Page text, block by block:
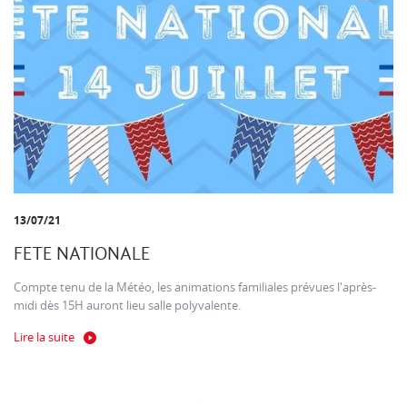
13/07/21
FETE NATIONALE
Compte tenu de la Météo, les animations familiales prévues l'après-
midi dès 15H auront lieu salle polyvalente.
Lire la suite